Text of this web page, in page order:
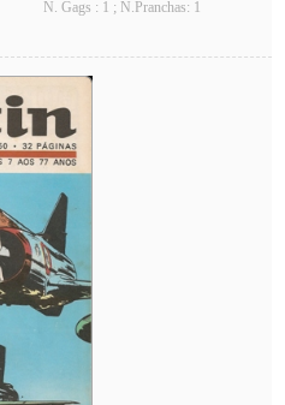
N. Gags : 1 ; N.Pranchas: 1